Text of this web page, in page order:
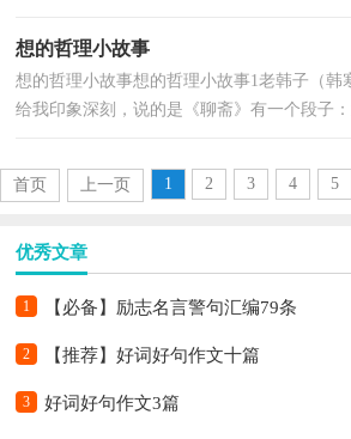
想的哲理小故事
想的哲理小故事想的哲理小故事1老韩子（韩
给我印象深刻，说的是《聊斋》有一个段子
首页 上一页 1 2 3 4 5
优秀文章
1 【必备】励志名言警句汇编79条
2 【推荐】好词好句作文十篇
3 好词好句作文3篇